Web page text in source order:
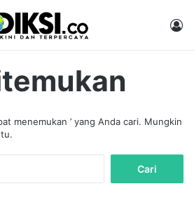
menemukan ’ yang Anda cari. Mungkin